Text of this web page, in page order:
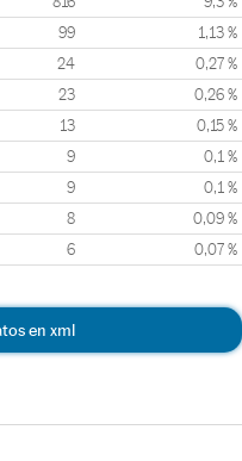
99 1,13 %
24 0,27 %
23 0,26 %
13 0,15 %
9 0,1 %
9 0,1 %
8 0,09 %
6 0,07 %
en xml